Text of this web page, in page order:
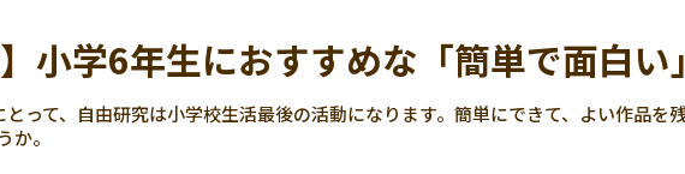
】小学6年生におすすめな「簡単で面白
って、自由研究は小学校生活最後の活動になります。簡単にできて、よい作品を
か。